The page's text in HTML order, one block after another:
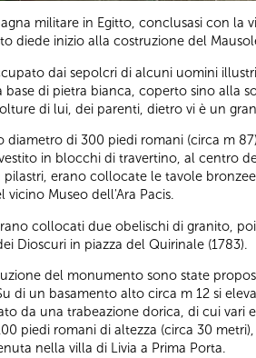
militare in Egitto, conclusasi con la
diede inizio alla costruzione del
dai sepolcri di alcuni uomini
base di pietra bianca, coperto sino alla
di lui, dei parenti, dietro vi è un
diametro di 300 piedi romani (circa m
in blocchi di travertino, al centro
pilastri, erano collocate le tavole
Museo dell'Ara Pacis.
collocati due obelischi di granito,
Dioscuri in piazza del Quirinale (1783).
del monumento sono state
di un basamento alto circa m 12 si
da una trabeazione dorica, di cui vari
piedi romani di altezza (circa 30
nella villa di Livia a Prima Porta.